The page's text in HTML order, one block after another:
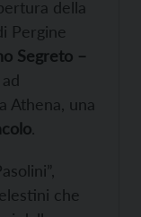
della
Pergine
Segreto –
Athena, una
.
che